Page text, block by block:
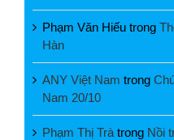
Phạm Văn Hiếu trong
Hàn
ANY Việt Nam trong
Nam 20/10
Phạm Thị Trà trong Nồi